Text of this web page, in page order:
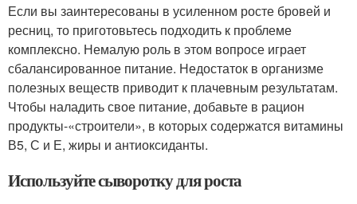
Если вы заинтересованы в усиленном росте бровей и
ресниц, то приготовьтесь подходить к проблеме
комплексно. Немалую роль в этом вопросе играет
сбалансированное питание. Недостаток в организме
полезных веществ приводит к плачевным результатам.
Чтобы наладить свое питание, добавьте в рацион
продукты-«строители», в которых содержатся витамины
В5, С и Е, жиры и антиоксиданты.
Используйте сыворотку для роста